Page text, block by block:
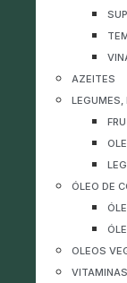
AZEITES
LEGUMES,
ÓLEO DE
OLEOS